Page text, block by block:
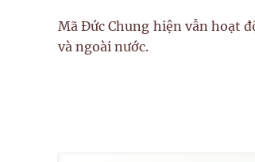
Mã Đức Chung hiện vẫn hoạt
và ngoài nước.